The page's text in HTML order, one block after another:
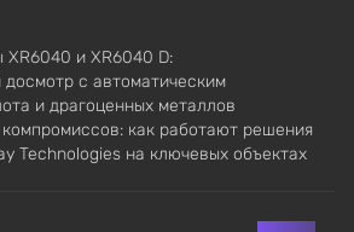
и XR6040 D:
досмотр с автоматическим
и драгоценных металлов
как работают решения
Technologies на ключевых объектах